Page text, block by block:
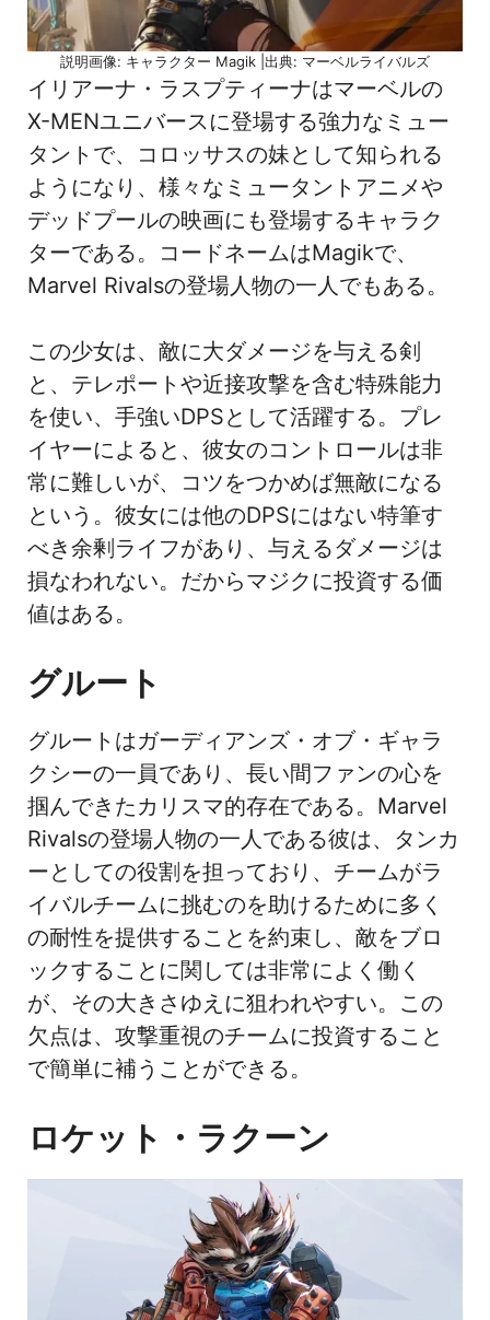
説明画像: キャラクター Magik |出典: マーベルライバルズ
イリアーナ・ラスプティーナはマーベルの
X-MENユニバースに登場する強力なミュー
タントで、コロッサスの妹として知られる
ようになり、様々なミュータントアニメや
デッドプールの映画にも登場するキャラク
ターである。コードネームはMagikで、
Marvel Rivalsの登場人物の一人でもある。
この少女は、敵に大ダメージを与える剣
と、テレポートや近接攻撃を含む特殊能力
を使い、手強いDPSとして活躍する。プレ
イヤーによると、彼女のコントロールは非
常に難しいが、コツをつかめば無敵になる
という。彼女には他のDPSにはない特筆す
べき余剰ライフがあり、与えるダメージは
損なわれない。だからマジクに投資する価
値はある。
グルート
グルートはガーディアンズ・オブ・ギャラ
クシーの一員であり、長い間ファンの心を
掴んできたカリスマ的存在である。Marvel
Rivalsの登場人物の一人である彼は、タンカ
ーとしての役割を担っており、チームがラ
イバルチームに挑むのを助けるために多く
の耐性を提供することを約束し、敵をブロ
ックすることに関しては非常によく働く
が、その大きさゆえに狙われやすい。この
欠点は、攻撃重視のチームに投資すること
で簡単に補うことができる。
ロケット・ラクーン